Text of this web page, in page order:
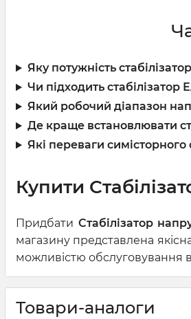
Яку потужність
Чи підходить
Який робочий діапазон
Де краще встановлювати
Які переваги
Купити
Придбати Стабілізатор
магазину представлена
можливістю обслуговування
Товари-аналоги